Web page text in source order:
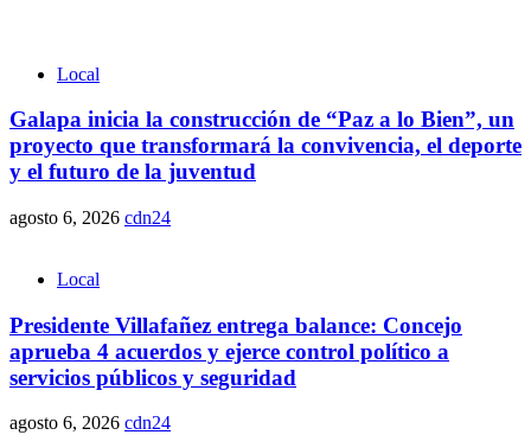
Local
Galapa inicia la construcción de “Paz a lo Bien”, un
proyecto que transformará la convivencia, el deporte
y el futuro de la juventud
agosto 6, 2026 cdn24
Local
Presidente Villafañez entrega balance: Concejo
aprueba 4 acuerdos y ejerce control político a
servicios públicos y seguridad
agosto 6, 2026 cdn24